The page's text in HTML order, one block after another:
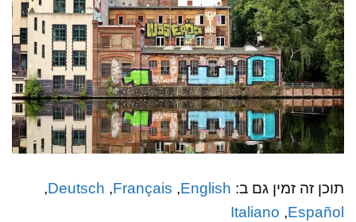
תוכן זה זמין גם ב: English
Français
Deutsch
Español
Italiano